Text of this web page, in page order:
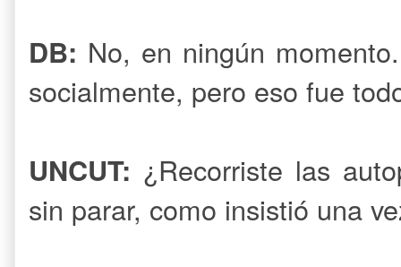
DB: No, en ningún
socialmente, pero eso fue
UNCUT: ¿Recorriste las
sin parar, como insistió una